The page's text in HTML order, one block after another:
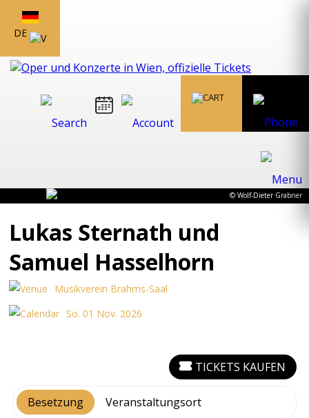
DE
© Wolf-Dieter Grabner
Lukas Sternath und
Samuel Hasselhorn
Musikverein Brahms-Saal
So. 01 Nov. 2026
Besetzung Veranstaltungsort
TICKETS KAUFEN